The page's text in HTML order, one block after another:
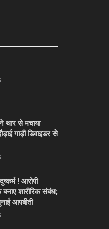
थार से मचाया
गाड़ी डिवाइडर से
! आरोपी
शारीरिक संबंध;
आपबीती